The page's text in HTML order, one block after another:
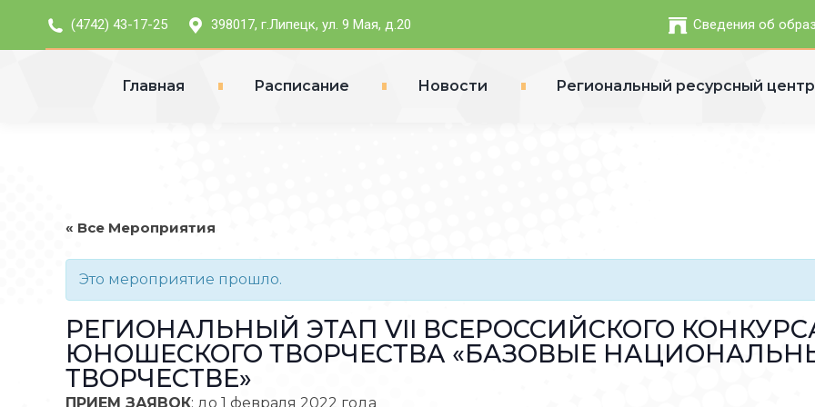
(4742) 43-17-25 398017, г.Липецк, ул. 9 Мая, д.20 Сведения об
Главная Расписание Новости Региональный ресурсный центр
« Все Мероприятия
Это мероприятие прошло.
РЕГИОНАЛЬНЫЙ ЭТАП VII ВСЕРОССИЙСКОГО
ЮНОШЕСКОГО ТВОРЧЕСТВА «БАЗОВЫЕ
ТВОРЧЕСТВЕ»
ПРИЕМ ЗАЯВОК: до 1 февраля 2022 года